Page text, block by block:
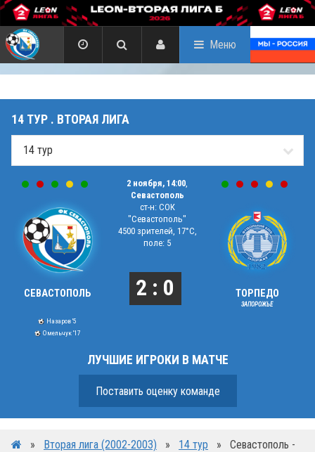
Меню
14 ТУР . ВТОРАЯ ЛИГА
СЕВАСТОПОЛЬ
Назаров '5
Омельчук '17
2 ноября, 14:00
Севастополь
ст-н: СОК
"Севастополь"
4500 зрителей, 17°C,
поле: 5
2 : 0 ТОРПЕДО
ЗАПОРОЖЬЕ
ЛУЧШИЕ ИГРОКИ В МАТЧЕ
Поставить оценку команде
» Вторая лига (2002-2003) » 14 тур »
Севастополь -